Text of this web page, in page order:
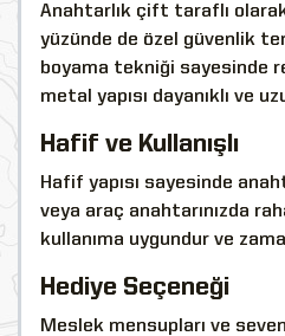
Anahtarlık çift taraflı
yüzünde de özel güvenlik
boyama tekniği sayesinde
metal yapısı dayanıklı ve
Hafif ve Kullanışlı
Hafif yapısı sayesinde
veya araç anahtarınızda
kullanıma uygundur ve
Hediye Seçeneği
Meslek mensupları ve